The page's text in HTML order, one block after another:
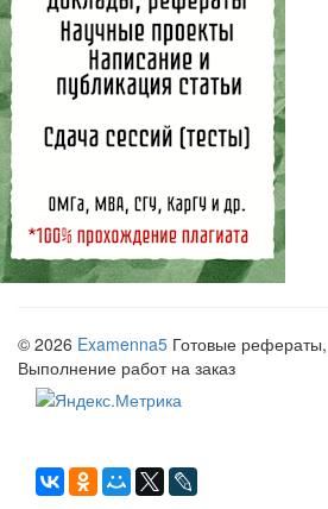
© 2026 Examenna5 Готовые
Выполнение работ на заказ